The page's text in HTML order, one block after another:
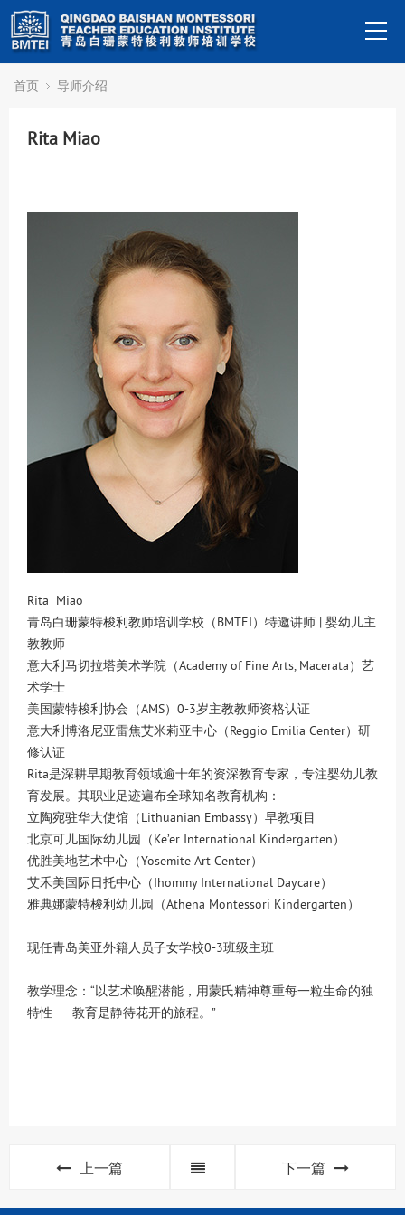
首页 导师介绍
Rita Miao
Rita Miao
青岛白珊蒙特梭利教师培训学校（BMTEI）特邀讲师 | 婴幼儿主
教教师
意大利马切拉塔美术学院（Academy of Fine Arts, Macerata）艺
术学士
美国蒙特梭利协会（AMS）0-3岁主教教师资格认证
意大利博洛尼亚雷焦艾米莉亚中心（Reggio Emilia Center）研
修认证
Rita是深耕早期教育领域逾十年的资深教育专家，专注婴幼儿教
育发展。其职业足迹遍布全球知名教育机构：
立陶宛驻华大使馆（Lithuanian Embassy）早教项目
北京可儿国际幼儿园（Ke’er International Kindergarten）
优胜美地艺术中心（Yosemite Art Center）
艾禾美国际日托中心（Ihommy International Daycare）
雅典娜蒙特梭利幼儿园（Athena Montessori Kindergarten）
现任青岛美亚外籍人员子女学校0-3班级主班
教学理念：“以艺术唤醒潜能，用蒙氏精神尊重每一粒生命的独
特性——教育是静待花开的旅程。”
上一篇 下一篇